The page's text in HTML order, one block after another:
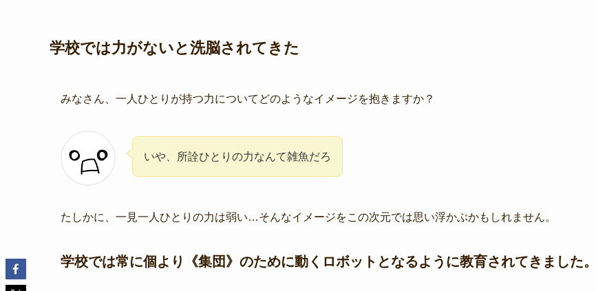
学校では力がないと洗脳されてきた
みなさん、一人ひとりが持つ力についてどのようなイメージを抱きますか？
いや、所詮ひとりの力なんて雑魚だろ
たしかに、一見一人ひとりの力は弱い…そんなイメージをこの次元では思い浮かぶかもしれません。
学校では常に個より《集団》のために動くロボットとなるように教育されてきました。